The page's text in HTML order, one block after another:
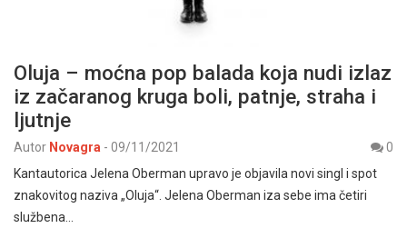
­­Oluja – moćna pop balada koja nudi izlaz
iz začaranog kruga boli, patnje, straha i
ljutnje
Autor Novagra - 09/11/2021
0
Kantautorica Jelena Oberman upravo je objavila novi singl i spot
znakovitog naziva „Oluja“. Jelena Oberman iza sebe ima četiri
službena…